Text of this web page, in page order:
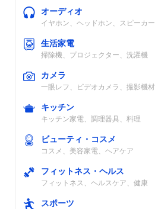
オーディオ
イヤホン、ヘッドホン、スピーカー
生活家電
掃除機、プロジェクター、洗濯機
カメラ
一眼レフ、ビデオカメラ、撮影機材
キッチン
キッチン家電、調理器具、料理
ビューティ・コスメ
コスメ、美容家電、ヘアケア
フィットネス・ヘルス
フィットネス、ヘルスケア、健康
スポーツ